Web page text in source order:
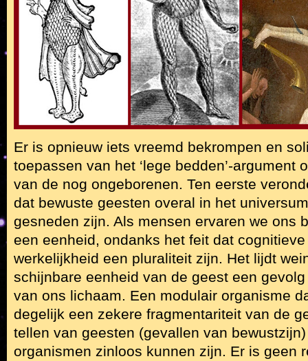
Er is opnieuw iets vreemd bekrompen en
toepassen van het ‘lege bedden’-argument
van de nog ongeborenen. Ten eerste
dat bewuste geesten overal in het
gesneden zijn. Als mensen ervaren we ons
een eenheid, ondanks het feit dat
werkelijkheid een pluraliteit zijn. Het lijdt
schijnbare eenheid van de geest een
van ons lichaam. Een modulair organisme
degelijk een zekere fragmentariteit van de
tellen van geesten (gevallen van
organismen zinloos kunnen zijn. Er is geen